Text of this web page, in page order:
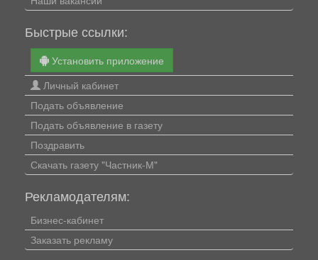
Быстрые ссылки:
Установить приложение
Личный кабинет
Подать объявление
Подать объявление в газету
Поздравить
Скачать газету "Частник-М"
Рекламодателям:
Бизнес-кабинет
Заказать рекламу